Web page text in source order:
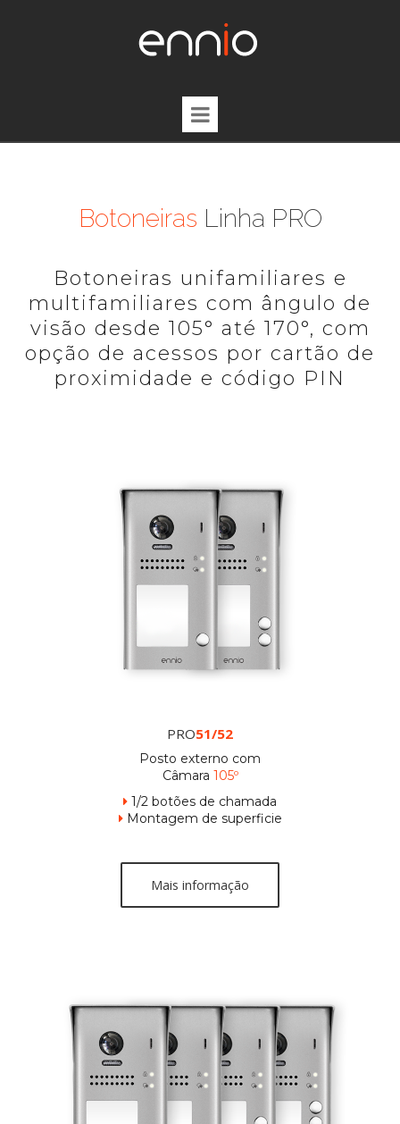
Botoneiras Linha PRO
Botoneiras unifamiliares e
multifamiliares com ângulo de
visão desde 105° até 170°, com
opção de acessos por cartão de
proximidade e código PIN
PRO51/52
Posto externo com
Câmara 105º
 1/2 botões de chamada
Montagem de superficie
Mais informação